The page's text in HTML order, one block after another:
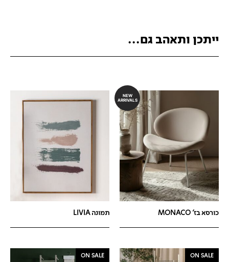
ייתכן ותאהב גם...
NEW
ARRIVALS
כורסא בז' MONACO תמונה LIVIA
ON SALE
ON SALE